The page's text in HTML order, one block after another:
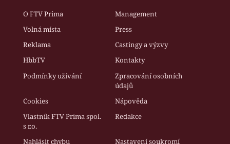
O FTV Prima
Management
Volná místa
Press
Reklama
Castingy a výzvy
HbbTV
Kontakty
Podmínky užívání
Zpracování osobních
údajů
Cookies
Nápověda
Vlastník FTV Prima spol.
s r.o.
Redakce
Nahlásit chybu Nastavení soukromí